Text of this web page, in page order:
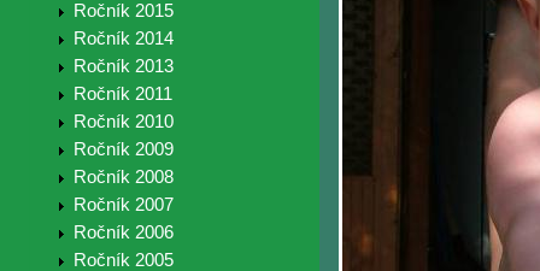
Ročník 2015
Ročník 2014
Ročník 2013
Ročník 2011
Ročník 2010
Ročník 2009
Ročník 2008
Ročník 2007
Ročník 2006
Ročník 2005